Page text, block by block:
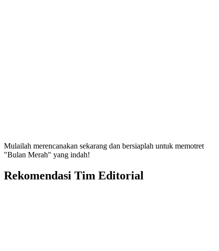
Mulailah merencanakan sekarang dan bersiaplah untuk memotret
"Bulan Merah" yang indah!
Rekomendasi Tim Editorial